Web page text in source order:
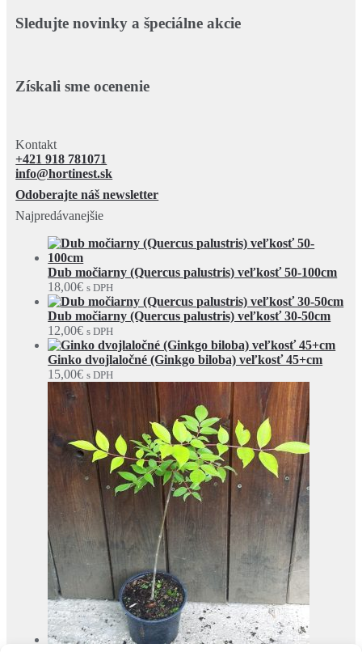
Sledujte novinky a špeciálne akcie
Získali sme ocenenie
Kontakt
+421 918 781071
info@hortinest.sk
Odoberajte náš newsletter
Najpredávanejšie
Dub močiarny (Quercus palustris) veľkosť 50-100cm
18,00€ s DPH
Dub močiarny (Quercus palustris) veľkosť 30-50cm
12,00€ s DPH
Ginko dvojlaločné (Ginkgo biloba) veľkosť 45+cm
15,00€ s DPH